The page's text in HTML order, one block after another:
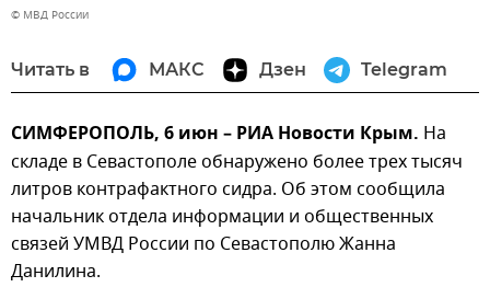
© МВД России
Читать в МАКС Дзен Telegram
СИМФЕРОПОЛЬ, 6 июн – РИА Новости Крым. На
складе в Севастополе обнаружено более трех тысяч
литров контрафактного сидра. Об этом сообщила
начальник отдела информации и общественных
связей УМВД России по Севастополю Жанна
Данилина.